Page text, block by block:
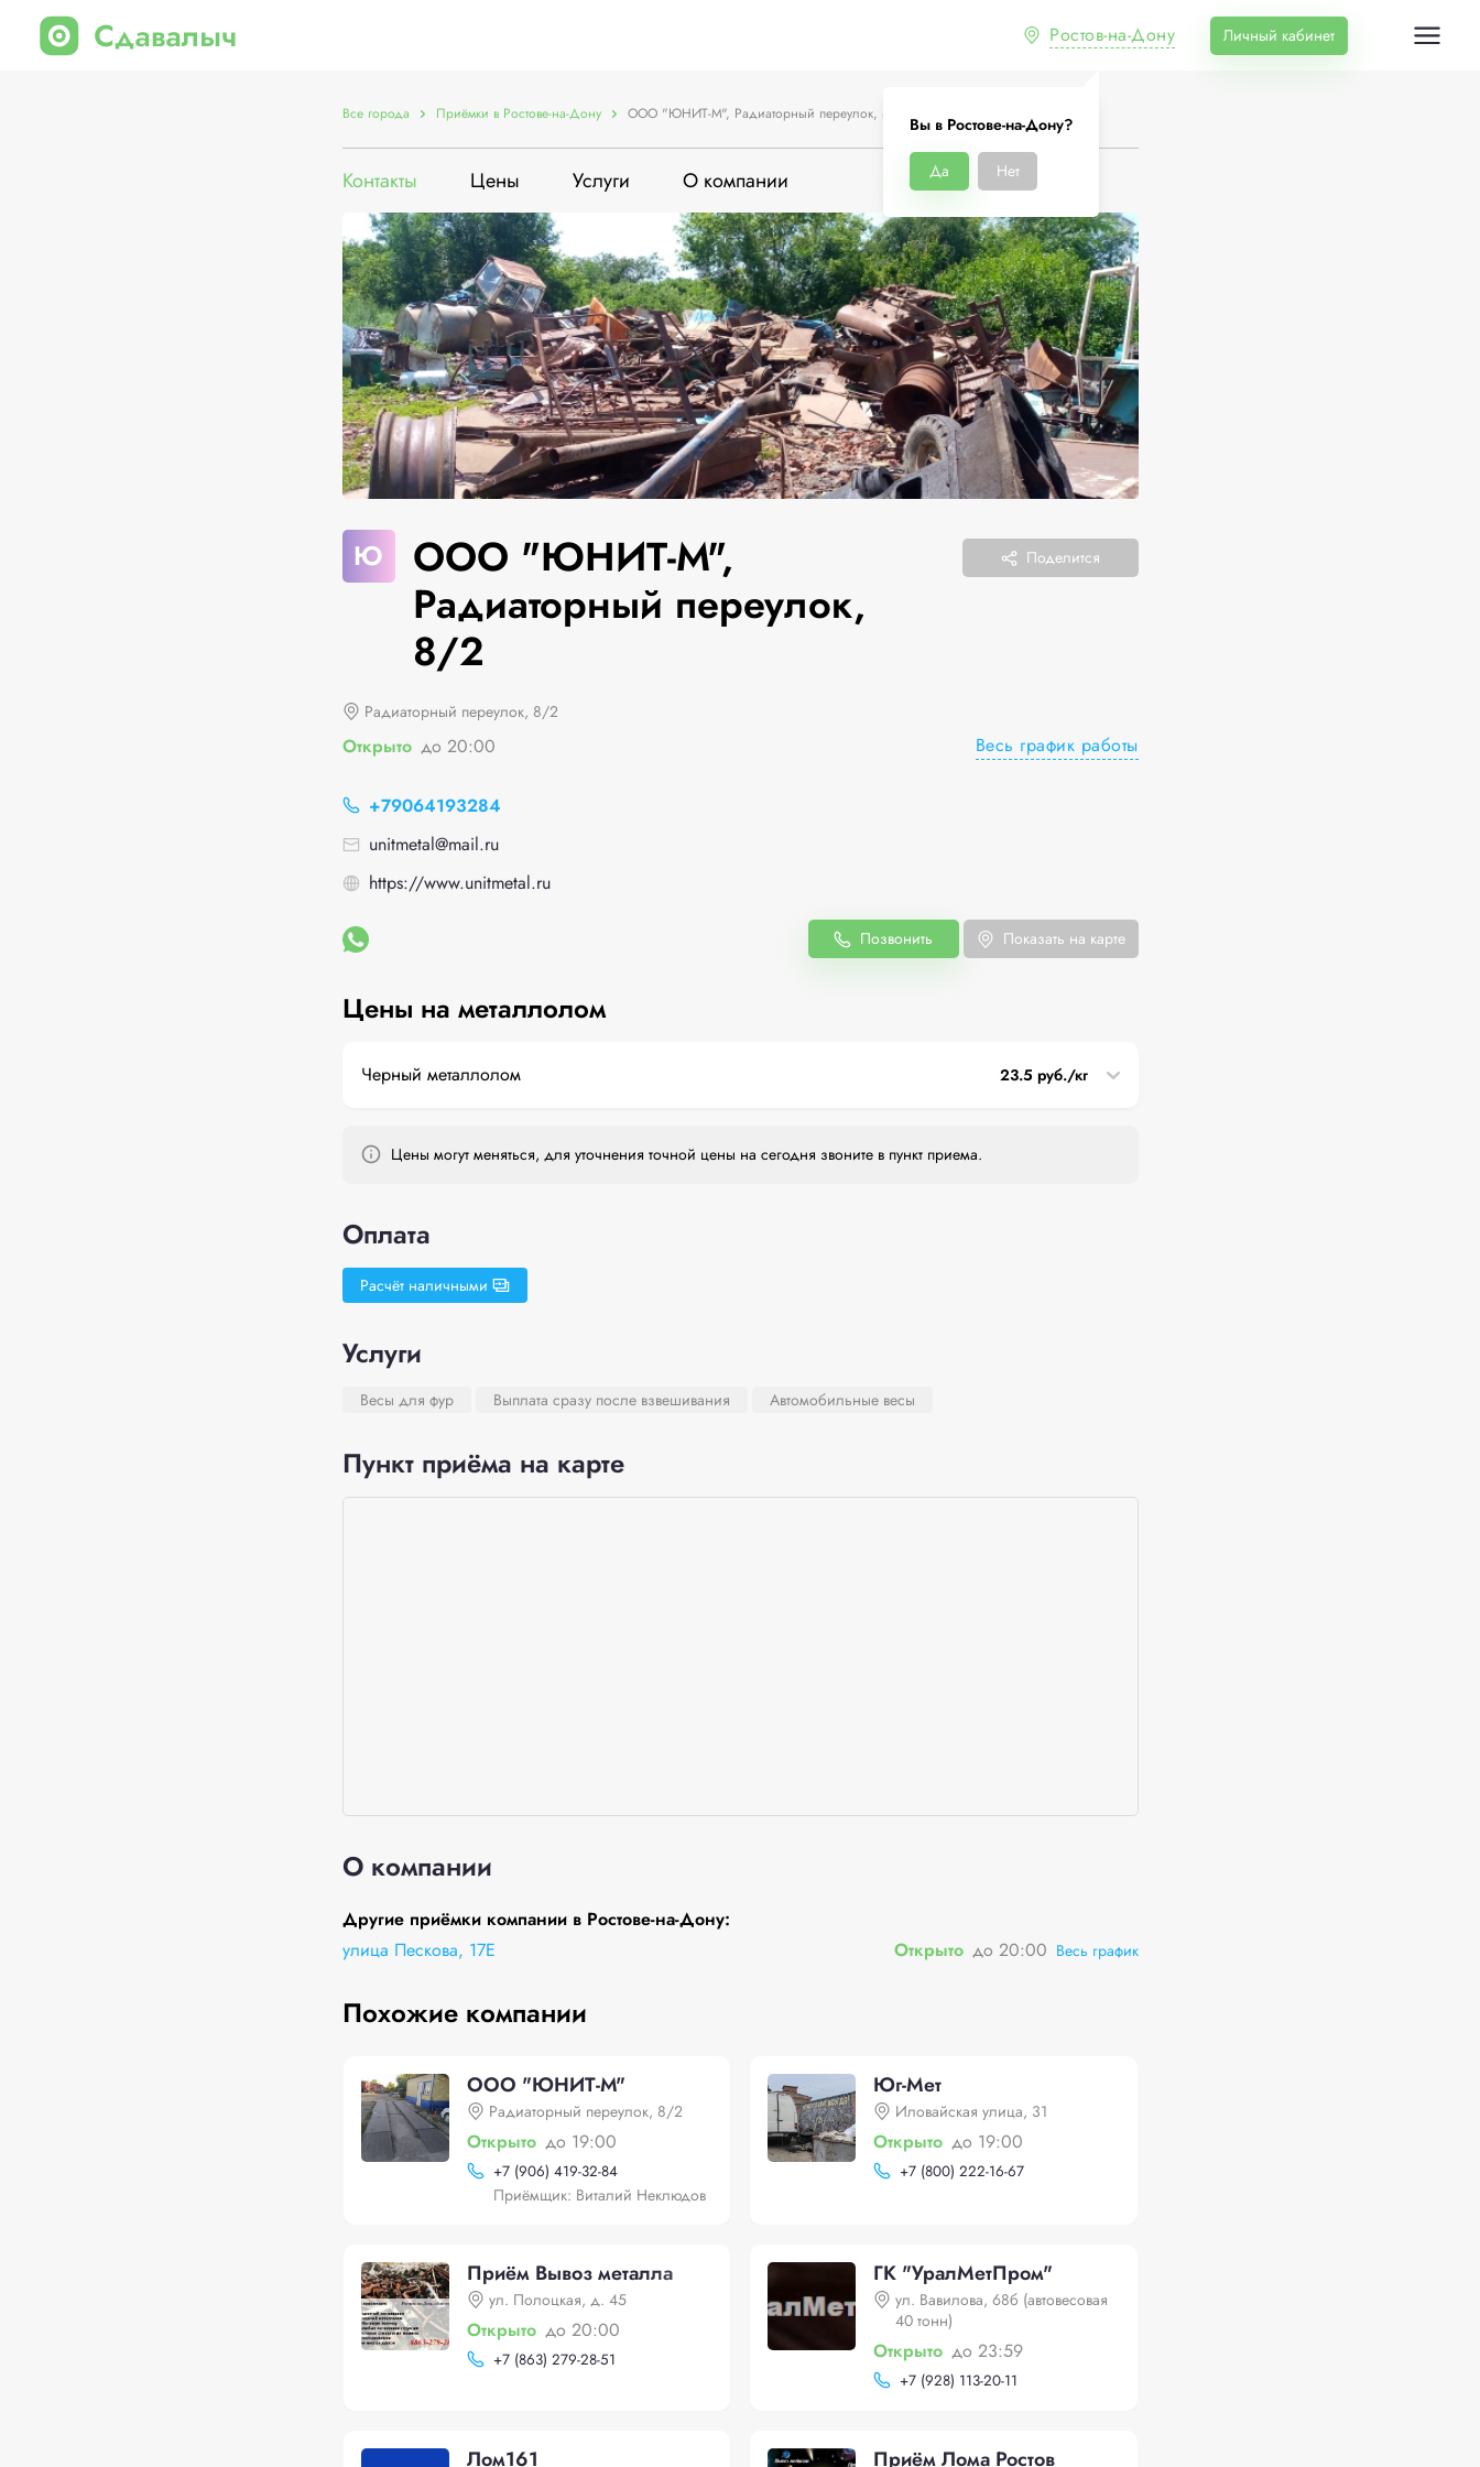
Ростов-на-Дону
Вы в Ростове-на-Дону?
Да Нет
Личный кабинет
Все города Приёмки в Ростове-на-Дону ООО "ЮНИТ-М", Радиаторный переулок, 8/2
Контакты Цены Услуги О компании
Ю
ООО "ЮНИТ-М",
Радиаторный переулок,
8/2
Поделится
Радиаторный переулок, 8/2
Открыто до 20:00 Весь график работы
+79064193284
unitmetal@mail.ru
https://www.unitmetal.ru
Позвонить Показать на карте
Цены на металлолом
Черный металлолом 23.5 руб./кг
Цены могут меняться, для уточнения точной цены на сегодня звоните в пункт приема.
Оплата
Расчёт наличными
Услуги
Весы для фур Выплата сразу после взвешивания Автомобильные весы
Пункт приёма на карте
О компании
Другие приёмки компании в Ростове-на-Дону:
улица Пескова, 17Е
Открыто до 20:00 Весь график
Похожие компании
ООО "ЮНИТ-М"
Радиаторный переулок, 8/2
Открыто до 19:00
+7 (906) 419-32-84
Приёмщик: Виталий Неклюдов
Юг-Мет
Иловайская улица, 31
Открыто до 19:00
+7 (800) 222-16-67
Приём Вывоз металла
ул. Полоцкая, д. 45
Открыто до 20:00
+7 (863) 279-28-51
ГК "УралМетПром"
ул. Вавилова, 68б (автовесовая
40 тонн)
Открыто до 23:59
+7 (928) 113-20-11
Лом161 Приём Лома Ростов